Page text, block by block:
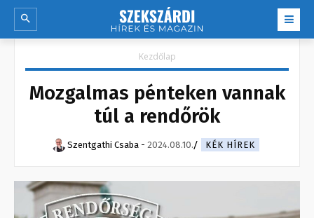
Kezdőlap
Mozgalmas pénteken vannak
túl a rendőrök
Szentgathi Csaba - 2024.08.10. KÉK HÍREK